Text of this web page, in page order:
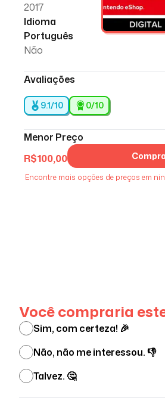
2017
Idioma
Português
Não
Avaliações
9.1/10 0/10
Menor Preço
R$100,00
Encontre mais opções de preços em
Você compraria
Sim, com certeza! 🎉
Não, não me interessou. 👎
Talvez. 🤔